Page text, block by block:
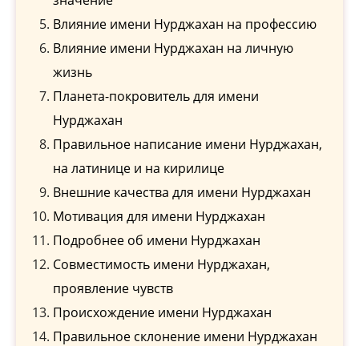
Влияние имени Нурджахан на профессию
Влияние имени Нурджахан на личную
жизнь
Планета-покровитель для имени
Нурджахан
Правильное написание имени Нурджахан,
на латинице и на кирилице
Внешние качества для имени Нурджахан
Мотивация для имени Нурджахан
Подробнее об имени Нурджахан
Совместимость имени Нурджахан,
проявление чувств
Происхождение имени Нурджахан
Правильное склонение имени Нурджахан